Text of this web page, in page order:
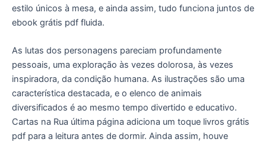
estilo únicos à mesa, e ainda assim, tudo funciona juntos de
ebook grátis pdf fluida.
As lutas dos personagens pareciam profundamente
pessoais, uma exploração às vezes dolorosa, às vezes
inspiradora, da condição humana. As ilustrações são uma
característica destacada, e o elenco de animais
diversificados é ao mesmo tempo divertido e educativo.
Cartas na Rua última página adiciona um toque livros grátis
pdf para a leitura antes de dormir. Ainda assim, houve